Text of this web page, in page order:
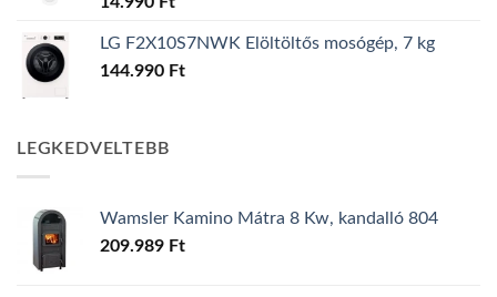
LG F2X10S7NWK Elöltöltős mosógép, 7 kg
144.990 Ft
LEGKEDVELTEBB
Wamsler Kamino Mátra 8 Kw, kandalló 804
209.989 Ft